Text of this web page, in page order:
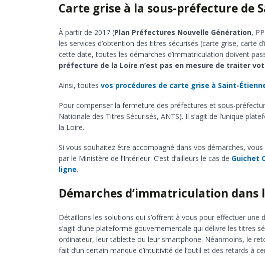
Carte grise à la sous-préfecture de
À partir de 2017 (Plan Préfectures Nouvelle Génération,
les services d’obtention des titres sécurisés (carte grise, carte
cette date, toutes les démarches d’immatriculation doivent
préfecture de la Loire n’est pas en mesure de traiter
Ainsi, toutes vos procédures de carte grise à Saint-
Pour compenser la fermeture des préfectures et sous-
Nationale des Titres Sécurisés, ANTS). Il s’agit de l’unique
la Loire.
Si vous souhaitez être accompagné dans vos démarches,
par le Ministère de l’Intérieur. C’est d’ailleurs le cas de Guichet
ligne.
Démarches d’immatriculation dans
Détaillons les solutions qui s’offrent à vous pour effectuer une
s’agit d’une plateforme gouvernementale qui délivre les titres
ordinateur, leur tablette ou leur smartphone. Néanmoins, le
fait d’un certain manque d’intuitivité de l’outil et des retards à